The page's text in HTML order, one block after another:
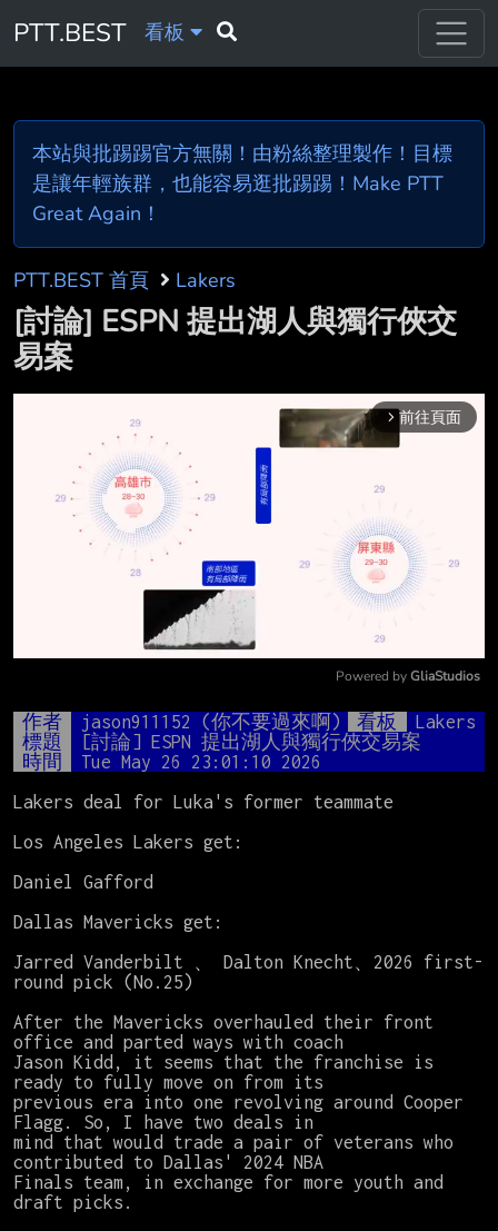
PTT.BEST 看板
本站與批踢踢官方無關！由粉絲整理製作！目標
是讓年輕族群，也能容易逛批踢踢！Make PTT
Great Again！
PTT.BEST 首頁 Lakers
[討論] ESPN 提出湖人與獨行俠交
易案
arrow_forward_ios 前往頁面
Mute
Powered by GliaStudios
作者 jason911152 (你不要過來啊) 看板
Lakers
標題
[討論] ESPN 提出湖人與獨行俠交易案
時間
Tue May 26 23:01:10 2026
Lakers deal for Luka's former teammate
Los Angeles Lakers get:
Daniel Gafford
Dallas Mavericks get:
Jarred Vanderbilt 、 Dalton Knecht、2026 first-
round pick (No.25)
After the Mavericks overhauled their front
office and parted ways with coach
Jason Kidd, it seems that the franchise is
ready to fully move on from its
previous era into one revolving around Cooper
Flagg. So, I have two deals in
mind that would trade a pair of veterans who
contributed to Dallas' 2024 NBA
Finals team, in exchange for more youth and
draft picks.